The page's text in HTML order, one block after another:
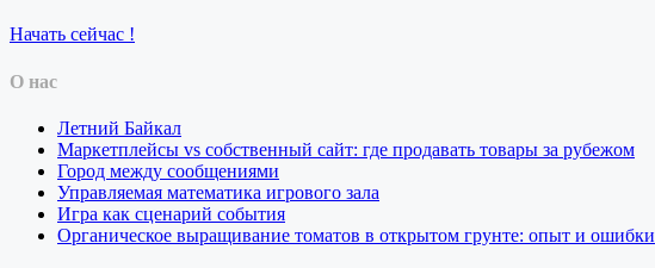
Начать сейчас !
О нас
Летний Байкал
Маркетплейсы vs собственный сайт: где продавать товары за рубежом
Город между сообщениями
Управляемая математика игрового зала
Игра как сценарий события
Органическое выращивание томатов в открытом грунте: опыт и ошибки